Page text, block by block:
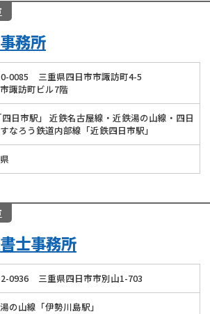
務所
-0085
三重県四日市市諏訪町4-5
諏訪町ビル7階
四日市駅」 近鉄名古屋線・近鉄湯の山線・四日
なろう鉄道内部線「近鉄四日市駅」
士事務所
-0936 三重県四日市市別山1-703
の山線「伊勢川島駅」